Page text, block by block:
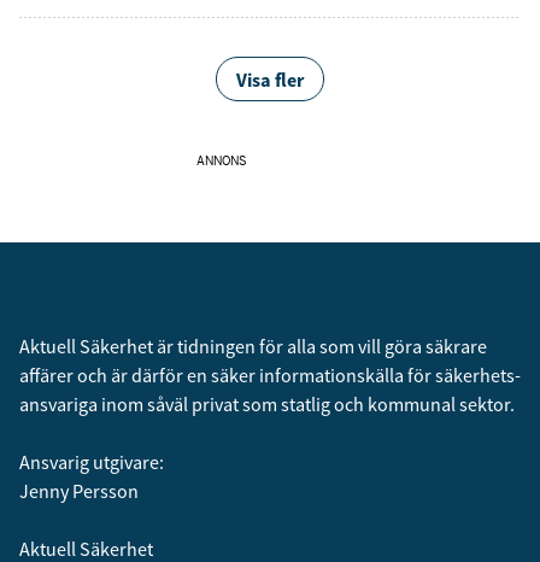
Visa fler
ANNONS
Aktuell Säkerhet är tidningen för alla som vill göra säkrare
affärer och är därför en säker informationskälla för säkerhets­
ansvariga inom såväl privat som statlig och kommunal sektor.
Ansvarig utgivare:
Jenny Persson
Aktuell Säkerhet